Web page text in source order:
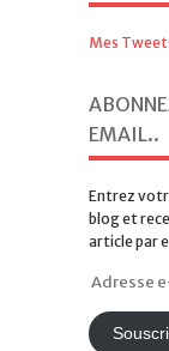
Mes
EMAIL..
Entrez
blog et
article par
Adresse
mail